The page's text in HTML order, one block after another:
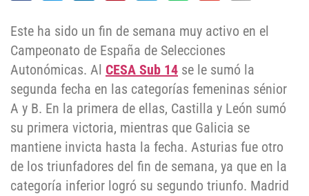
Este ha sido un fin de semana muy activo en el
Campeonato de España de Selecciones
Autonómicas. Al CESA Sub 14 se le sumó la
segunda fecha en las categorías femeninas sénior
A y B. En la primera de ellas, Castilla y León sumó
su primera victoria, mientras que Galicia se
mantiene invicta hasta la fecha. Asturias fue otro
de los triunfadores del fin de semana, ya que en la
categoría inferior logró su segundo triunfo. Madrid